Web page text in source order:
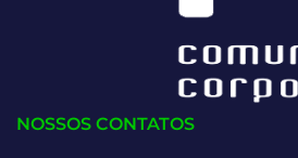
NOSSOS CONTATOS